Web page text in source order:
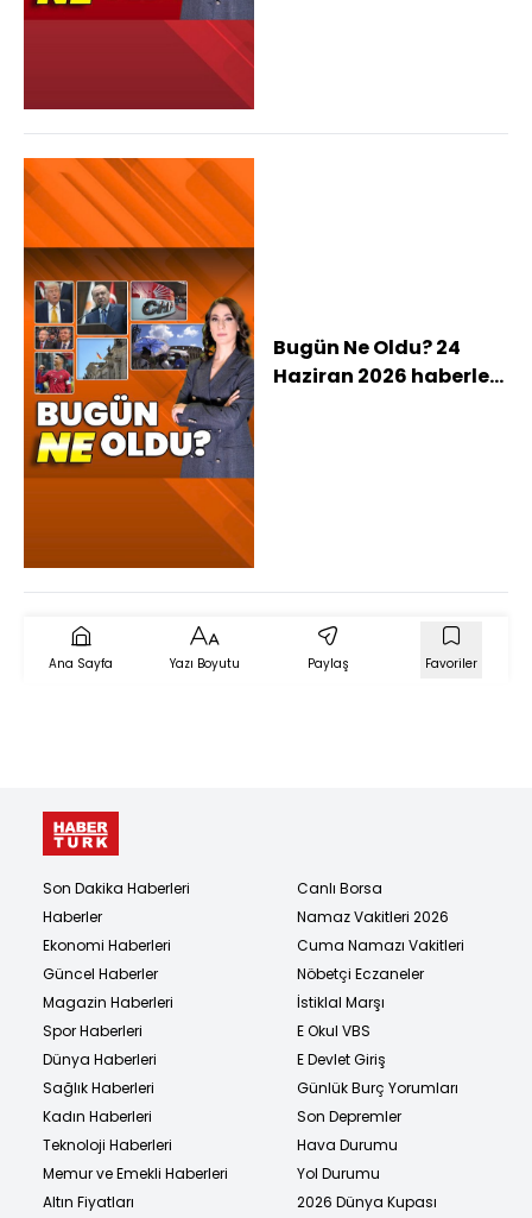
Bugün Ne Oldu? 24
Haziran 2026 haberleri:
Ana Sayfa Yazı Boyutu Paylaş Favoriler
Son Dakika Haberleri
Haberler
Ekonomi Haberleri
Güncel Haberler
Magazin Haberleri
Spor Haberleri
Dünya Haberleri
Sağlık Haberleri
Kadın Haberleri
Teknoloji Haberleri
Memur ve Emekli Haberleri
Altın Fiyatları
Canlı Borsa
Namaz Vakitleri 2026
Cuma Namazı Vakitleri
Nöbetçi Eczaneler
İstiklal Marşı
E Okul VBS
E Devlet Giriş
Günlük Burç Yorumları
Son Depremler
Hava Durumu
Yol Durumu
2026 Dünya Kupası